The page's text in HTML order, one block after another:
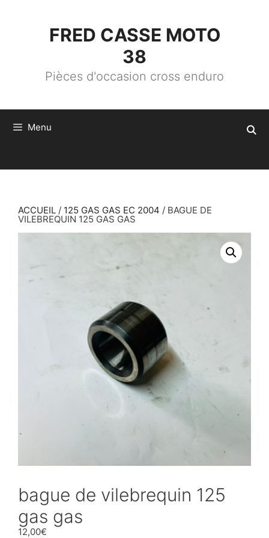
FRED CASSE MOTO
38
Pièces d'occasion cross enduro
Menu
ACCUEIL / 125 GAS GAS EC 2004 / BAGUE DE
VILEBREQUIN 125 GAS GAS
bague de vilebrequin 125
gas gas
12,00€